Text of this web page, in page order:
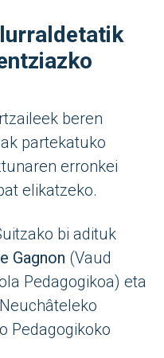
beren
partekatuko
erronkei
elikatzeko.
bi adituk
Gagnon (Vaud
Pedagogikoa) eta
Pedagogikoko